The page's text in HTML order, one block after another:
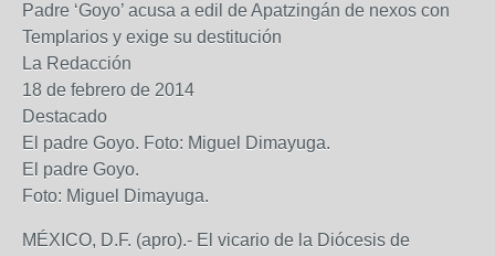
Padre ‘Goyo’ acusa a edil de Apatzingán de nexos con
Templarios y exige su destitución
La Redacción
18 de febrero de 2014
Destacado
El padre Goyo. Foto: Miguel Dimayuga.
El padre Goyo.
Foto: Miguel Dimayuga.
MÉXICO, D.F. (apro).- El vicario de la Diócesis de